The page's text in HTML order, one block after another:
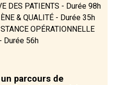
DES PATIENTS - Durée 98h
& QUALITÉ - Durée 35h
OPÉRATIONNELLE
Durée 56h
parcours de